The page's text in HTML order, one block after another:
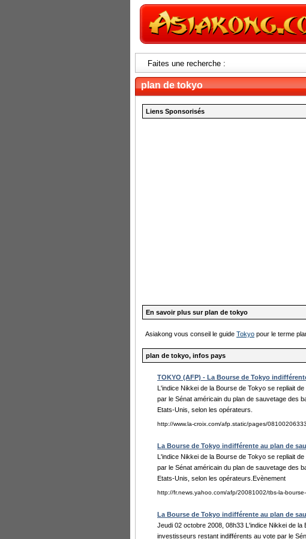
Faites une recherche :
plan de tokyo
Liens Sponsorisés
En savoir plus sur plan de tokyo
Asiakong vous conseil le guide Tokyo pour le terme
plan de tokyo, infos pays
TOKYO (AFP) - La Bourse de Tokyo
L'indice Nikkei de la Bourse de Tokyo se repliait
par le Sénat américain du plan de sauvetage des
Etats-Unis, selon les opérateurs.
http://www.la-croix.com/afp.static/pages/
La Bourse de Tokyo indifférente au plan de
L'indice Nikkei de la Bourse de Tokyo se repliait
par le Sénat américain du plan de sauvetage des
Etats-Unis, selon les opérateurs.Evènement
http://fr.news.yahoo.com/afp/20081002/tbs-la-
La Bourse de Tokyo indifférente au plan de
Jeudi 02 octobre 2008, 08h33 L'indice Nikkei de
investisseurs restant indifférents au vote par le